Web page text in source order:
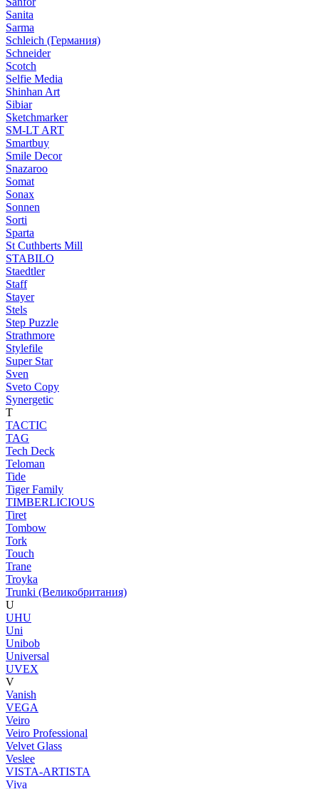
Sanita
Sarma
Schleich (Германия)
Schneider
Scotch
Selfie Media
Shinhan Art
Sibiar
Sketchmarker
SM-LT ART
Smartbuy
Smile Decor
Snazaroo
Somat
Sonax
Sonnen
Sorti
Sparta
St Cuthberts Mill
STABILO
Staedtler
Staff
Stayer
Stels
Step Puzzle
Strathmore
Stylefile
Super Star
Sven
Sveto Copy
Synergetic
T
TACTIC
TAG
Tech Deck
Teloman
Tide
Tiger Family
TIMBERLICIOUS
Tiret
Tombow
Tork
Touch
Trane
Troyka
Trunki (Великобритания)
U
UHU
Uni
Unibob
Universal
UVEX
V
Vanish
VEGA
Veiro
Veiro Professional
Velvet Glass
Veslee
VISTA-ARTISTA
Viva